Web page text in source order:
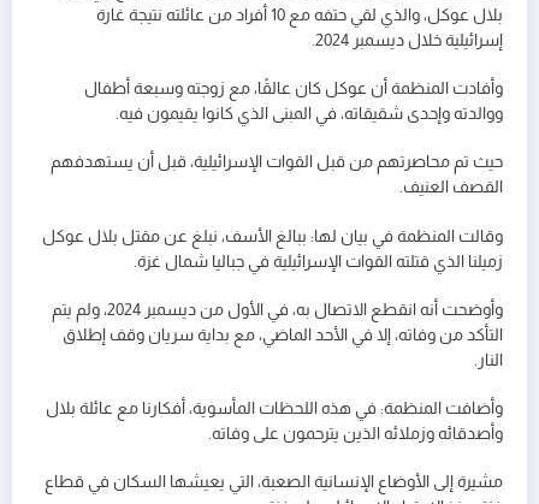
بلال عوكل، والذي لقي حتفه مع 10 أفراد من عائلته نتيجة غارة
إسرائيلية خلال ديسمبر 2024.
وأفادت المنظمة أن عوكل كان عالقًا، مع زوجته وسبعة أطفال
ووالدته وإحدى شقيقاته، في المبنى الذي كانوا يقيمون فيه.
حيث تم محاصرتهم من قبل القوات الإسرائيلية، قبل أن يستهدفهم
القصف العنيف.
وقالت المنظمة في بيان لها: ببالغ الأسف، نبلغ عن مقتل بلال عوكل
زميلنا الذي قتلته القوات الإسرائيلية في جباليا شمال غزة.
وأوضحت أنه انقطع الاتصال به، في الأول من ديسمبر 2024، ولم يتم
التأكد من وفاته، إلا في الأحد الماضي، مع بداية سريان وقف إطلاق
النار.
وأضافت المنظمة: في هذه اللحظات المأسوية، أفكارنا مع عائلة بلال
وأصدقائه وزملائه الذين يترحمون على وفاته.
مشيرة إلى الأوضاع الإنسانية الصعبة، التي يعيشها السكان في قطاع